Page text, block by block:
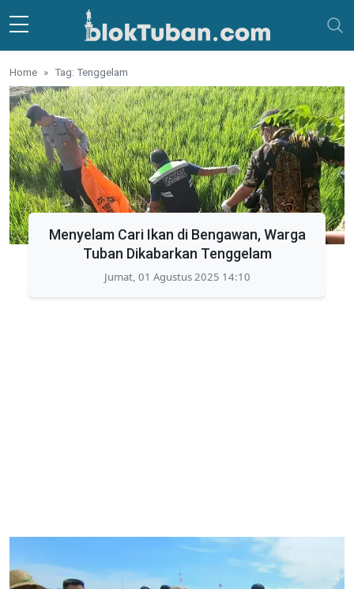
Skip to main content
Home Tag: Tenggelam
Menyelam Cari Ikan di Bengawan, Warga
Tuban Dikabarkan Tenggelam
Jumat, 01 Agustus 2025 14:10